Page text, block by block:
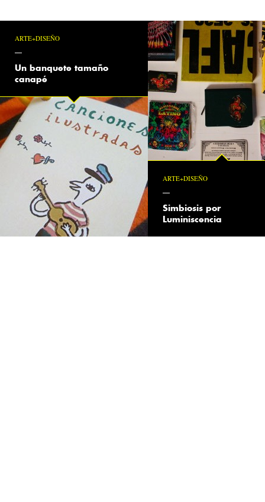
ARTE+DISEÑO
Un banquete tamaño
canapé
ARTE+DISEÑO
Simbiosis por
Luminiscencia